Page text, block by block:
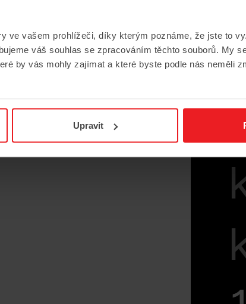
ve vašem prohlížeči, díky kterým poznáme, že jste to
váš souhlas se zpracováním těchto souborů. My
by vás mohly zajímat a které byste podle nás neměli
Upravit